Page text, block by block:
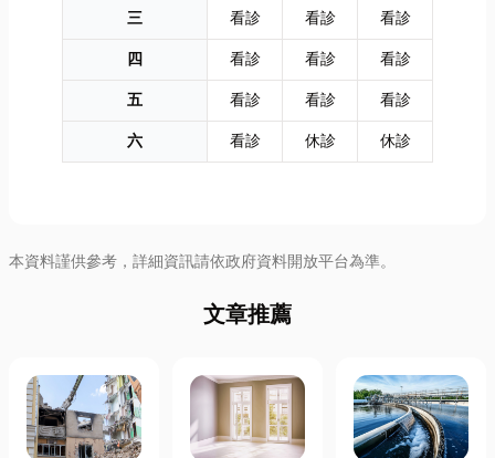
三
看診 看診
看診
四
看診 看診
看診
五
看診 看診
看診
六
看診 休診 休診
本資料謹供參考，詳細資訊請依政府資料開放平台為準。
文章推薦